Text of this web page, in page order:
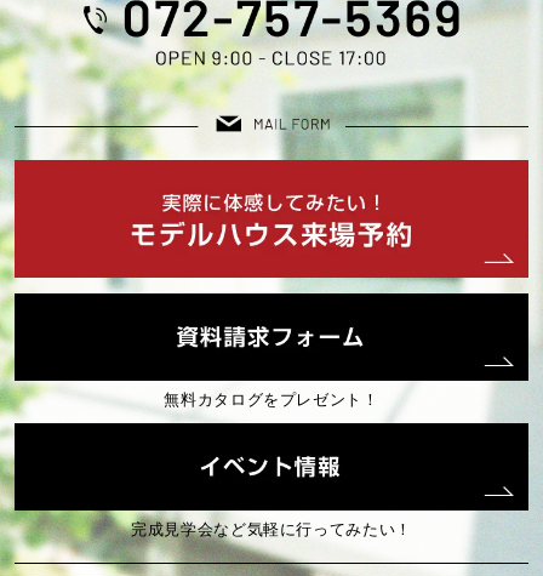
無料カタログをプレゼント！
完成見学会など気軽に行ってみたい！